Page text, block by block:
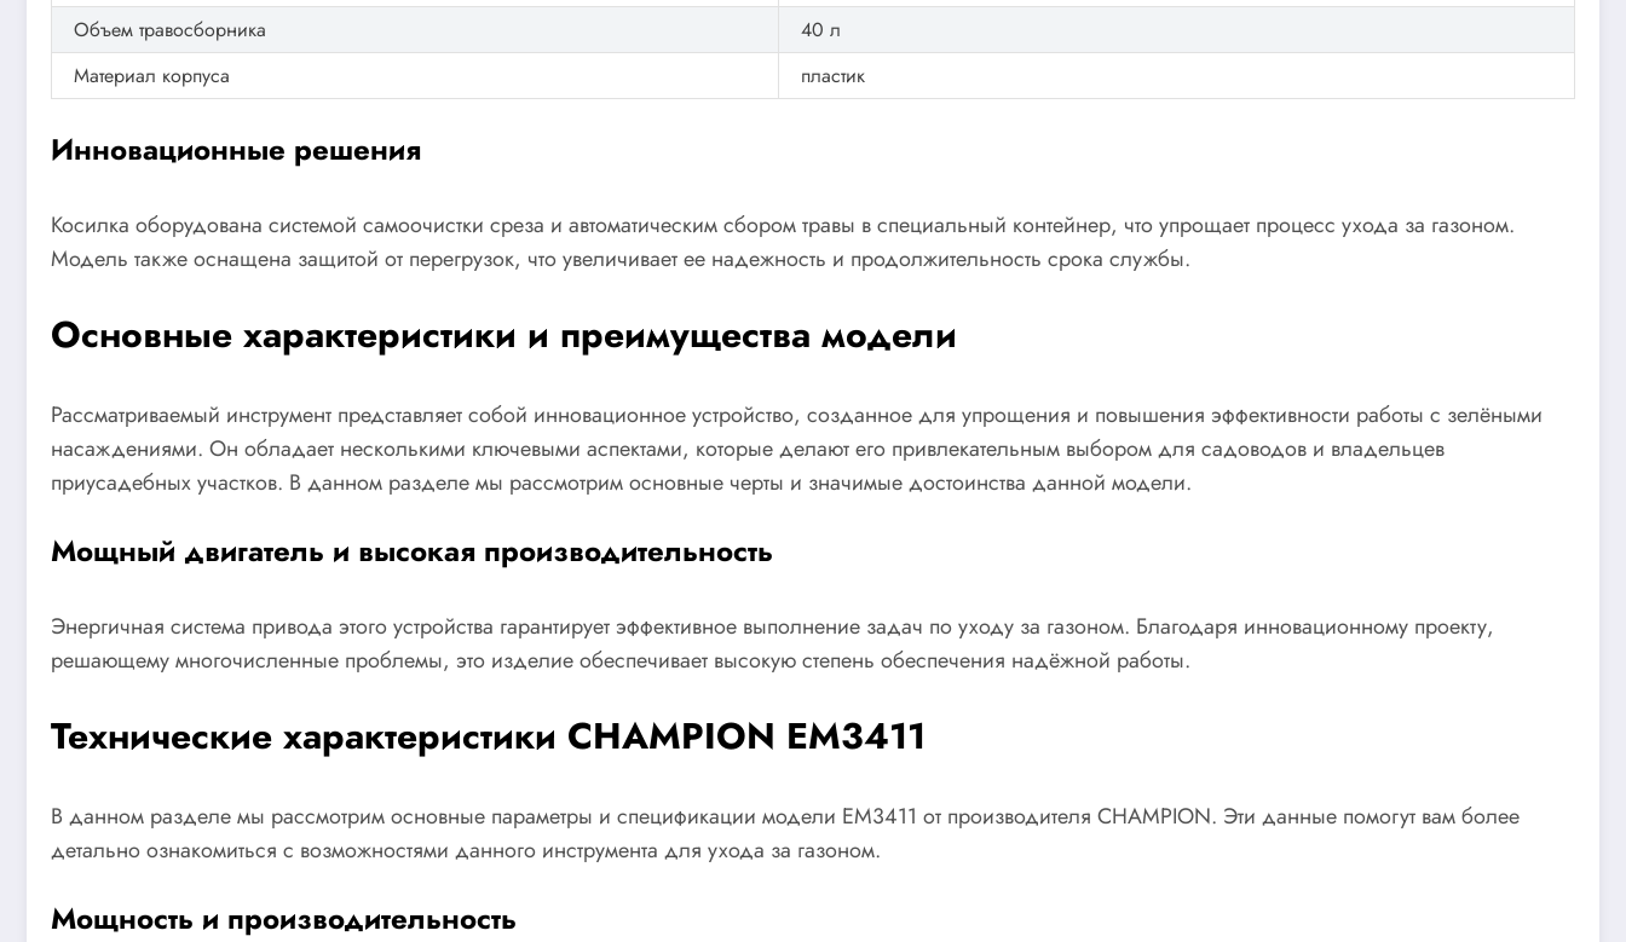
Объем травосборника
40 л
Материал корпуса
пластик
Инновационные решения
Косилка оборудована системой самоочистки среза и автоматическим сбором травы в специальный контейнер, что упрощает процесс ухода за газоном.
Модель также оснащена защитой от перегрузок, что увеличивает ее надежность и продолжительность срока службы.
Основные характеристики и преимущества модели
Рассматриваемый инструмент представляет собой инновационное устройство, созданное для упрощения и повышения эффективности работы с зелёными
насаждениями. Он обладает несколькими ключевыми аспектами, которые делают его привлекательным выбором для садоводов и владельцев
приусадебных участков. В данном разделе мы рассмотрим основные черты и значимые достоинства данной модели.
Мощный двигатель и высокая производительность
Энергичная система привода этого устройства гарантирует эффективное выполнение задач по уходу за газоном. Благодаря инновационному проекту,
решающему многочисленные проблемы, это изделие обеспечивает высокую степень обеспечения надёжной работы.
Технические характеристики CHAMPION EM3411
В данном разделе мы рассмотрим основные параметры и спецификации модели EM3411 от производителя CHAMPION. Эти данные помогут вам более
детально ознакомиться с возможностями данного инструмента для ухода за газоном.
Мощность и производительность